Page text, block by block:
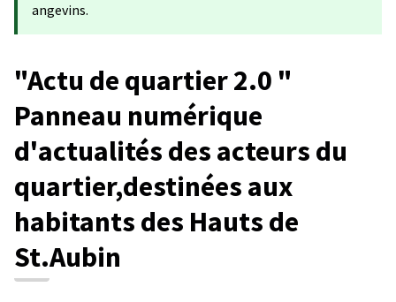
angevins.
"Actu de quartier 2.0 "
Panneau numérique
d'actualités des acteurs du
quartier,destinées aux
habitants des Hauts de
St.Aubin